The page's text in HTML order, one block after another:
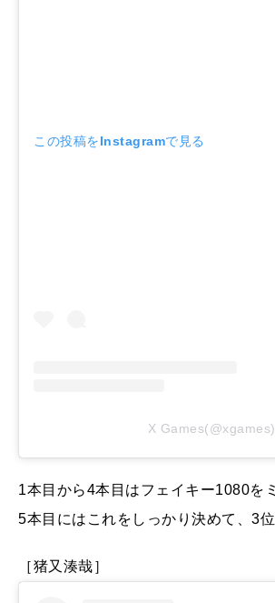
この投稿をInstagramで見る
X
1本目から4本目はフェイキー1080を
5本目にはこれをしっかり決めて、3位
［猪又湊哉］